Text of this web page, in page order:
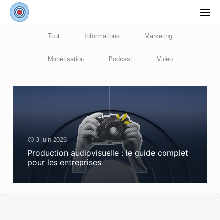
Tout Informations Marketing
Monétisation Podcast Video
3 juin 2026
Production audiovisuelle : le guide complet
pour les entreprises